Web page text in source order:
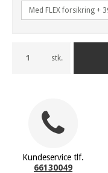
stk.
Kundeservice tlf.
66130049